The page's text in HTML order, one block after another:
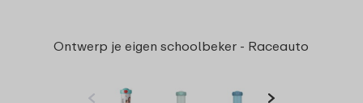
Ontwerp je eigen schoolbeker - Raceauto